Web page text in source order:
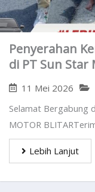
Penyerahan
di PT Sun
11 Mei 2026
Selamat Bergabung
MOTOR
Lebih Lanjut